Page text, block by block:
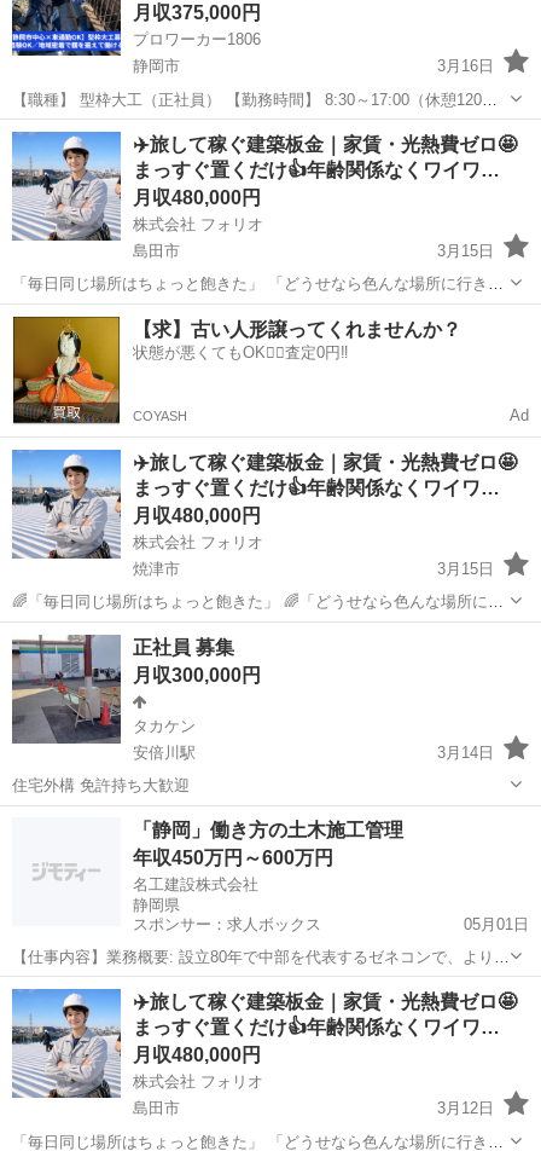
月収375,000円
プロワーカー1806
静岡市
3月16日
【職種】 型枠大工（正社員） 【勤務時間】 8:30～17:00（休憩120
分） ※残業は月平均10時間程度 【仕事内容】 ・鉄筋コンクリート建
築における型枠の組立・解体作業 ・コンクリートを...
静岡 静岡市 未経験
✈️旅して稼ぐ建築板金｜家賃・光熱費ゼロ🤩
まっすぐ置くだけ👍年齢関係なくワイワ…
月収480,000円
株式会社 フォリオ
島田市
3月15日
「毎日同じ場所はちょっと飽きた」 「どうせなら色んな場所に行きた
い」 そんな人に向いてる仕事です。 現場は全国。 仕事しながらいろ
んな場所に行けます✈️ しかも👇 🏠 家賃0円 💡 光熱費0円 ...
静岡 島田市 大工 建築板金
【求】古い人形譲ってくれませんか？
状態が悪くてもOK🙆‍♀️査定0円‼️
COYASH Ad
✈️旅して稼ぐ建築板金｜家賃・光熱費ゼロ🤩
まっすぐ置くだけ👍年齢関係なくワイワ…
月収480,000円
株式会社 フォリオ
焼津市
3月15日
🌈「毎日同じ場所はちょっと飽きた」 🌈「どうせなら色んな場所に行
きたい」 そんな人に向いてる仕事です。 現場は全国。 仕事しながら
静岡 焼津市 大工
正社員 募集
月収300,000円
タカケン
安倍川駅
3月14日
住宅外構 免許持ち大歓迎
安倍川駅 大工
「静岡」働き方の土木施工管理
年収450万円～600万円
名工建設株式会社
静岡県
スポンサー：求人ボックス
05月01日
【仕事内容】業務概要: 設立80年で中部を代表するゼネコンで、より中
枢を担っていただく土木施工管理の技術者を増員するべく今回応募を
開始しました。 配属組織: 工事の人員配属は所長1名、主任1名、担当1
～3名が平均です。 働き方:...
正社員
✈️旅して稼ぐ建築板金｜家賃・光熱費ゼロ🤩
まっすぐ置くだけ👍年齢関係なくワイワ…
月収480,000円
株式会社 フォリオ
島田市
3月12日
「毎日同じ場所はちょっと飽きた」 「どうせなら色んな場所に行きた